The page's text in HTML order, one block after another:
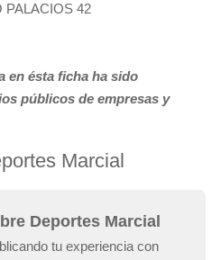
PALACIOS 42
en ésta ficha ha sido
públicos de empresas y
Marcial
Deportes Marcial
tu experiencia con